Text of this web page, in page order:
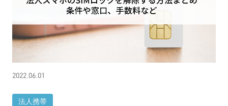
2022.06.01
法人携帯